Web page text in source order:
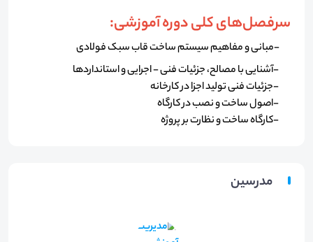
سرفصل‌های کلی دوره آموزشی:
-مبانی و مفاهیم سیستم ساخت قاب سبک فولادی
-آشنایی با مصالح، جزئیات فنی - اجرایی و استانداردها
-جزئیات فنی تولید اجزا در کارخانه
-اصول ساخت و نصب در کارگاه
-کارگاه ساخت و نظارت بر پروژه
مدرسین